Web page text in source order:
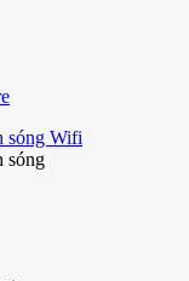
sóng Wifi
sóng